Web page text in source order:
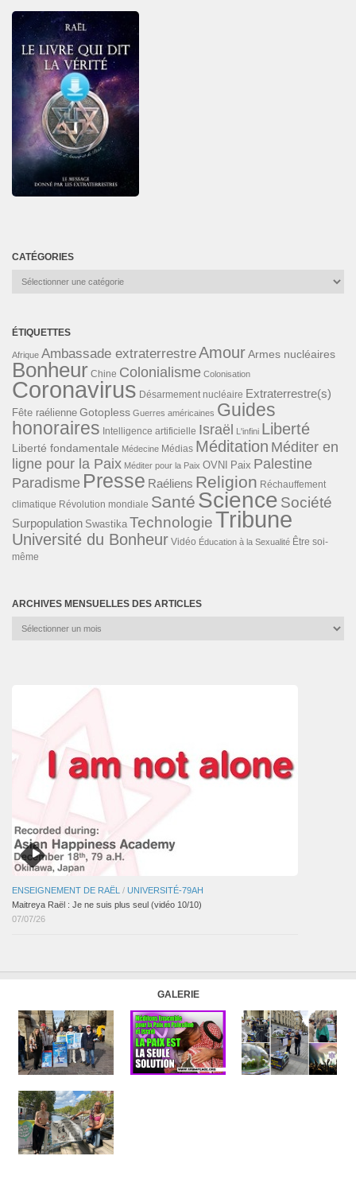
CATÉGORIES
Catégories
ÉTIQUETTES
Afrique Ambassade extraterrestreAmourArmes nucléaires
Bonheur Chine Colonialisme Colonisation
Coronavirus Désarmement nucléaire Extraterrestre(s)
Fête raélienne Gotopless Guerres américaines Guides
honoraires Intelligence artificielle Israël L'infini Liberté
Liberté fondamentale Médecine Médias Méditation Méditer en
ligne pour la Paix Méditer pour la Paix OVNI Paix Palestine
Paradisme Presse Raéliens Religion Réchauffement
climatique Révolution mondiale Santé Science Société
Surpopulation Swastika TechnologieTribune
Université du Bonheur Vidéo Éducation à la Sexualité Être soi-
même
ARCHIVES MENSUELLES DES ARTICLES
Archives
ENSEIGNEMENT DE RAËL / UNIVERSITÉ-79AH
Maitreya Raël : Je ne suis plus seul (vidéo 10/10)
07/07/26
GALERIE